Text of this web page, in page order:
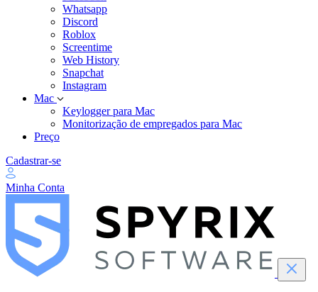
Whatsapp
Discord
Roblox
Screentime
Web History
Snapchat
Instagram
Mac
Keylogger para Mac
Monitorização de empregados para Mac
Preço
Cadastrar-se
Minha Conta